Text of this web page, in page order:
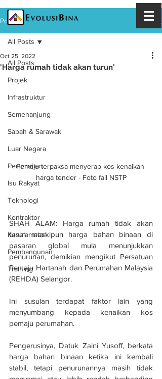
Post
All Posts
Projek
Infrastruktur
Semenanjung
Sabah & Sarawak
Luar Negara
Perumahan
Isu Rakyat
Teknologi
Kontraktor
Keselamatan
Pembangunan
Training
All Posts
'Harga rumah tidak akan turun'
Oct 25, 2022
Pemaju terpaksa menyerap kos kenaikan
harga tender - Foto fail NSTP
SHAH ALAM: Harga rumah tidak akan
turun meskipun harga bahan binaan di
pasaran global mula menunjukkan
penurunan, demikian mengikut Persatuan
Pemaju Hartanah dan Perumahan Malaysia
(REHDA) Selangor.
Ini susulan terdapat faktor lain yang
menyumbang kepada kenaikan kos
pemaju perumahan.
Pengerusinya, Datuk Zaini Yusoff, berkata
harga bahan binaan ketika ini kembali
stabil, tetapi penurunannya masih tidak